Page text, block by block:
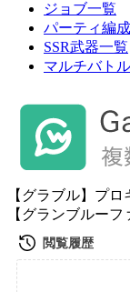
ジョブ一覧
パーティ編
SSR武器一覧
マルチバトル
【グラブル】プ
【グランブルーフ